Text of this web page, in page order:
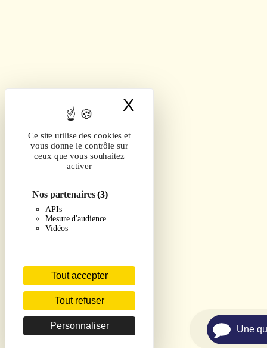
Ce site utilise des cookies et
vous donne le contrôle sur
ceux que vous souhaitez
activer
Nos partenaires(3)
APIs
Mesure d'audience
Vidéos
Tout accepter
Tout refuser
Personnaliser
X
Une